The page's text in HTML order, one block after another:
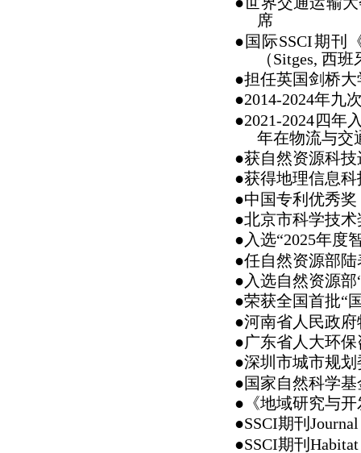
席
●国际SSCI期刊
（Sitges, 西
●担任英国剑桥
●2014-2024年九
●2021-2024四年
年在物流与交
●获自然资源科
●获得地理信息
●中国专利优秀
●北京市科学技
●入选“2025年度
●任自然资源部
●入选自然资源
●荣获全国首批“
●河南省人民政
●广东省人大环
●深圳市城市规
●国家自然科学基
●《地域研究与
●SSCI期刊
●SSCI期刊